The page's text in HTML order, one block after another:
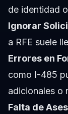
de identidad
Ignorar
a RFE suele
Errores en
como I-485
adicionales o
Falta de